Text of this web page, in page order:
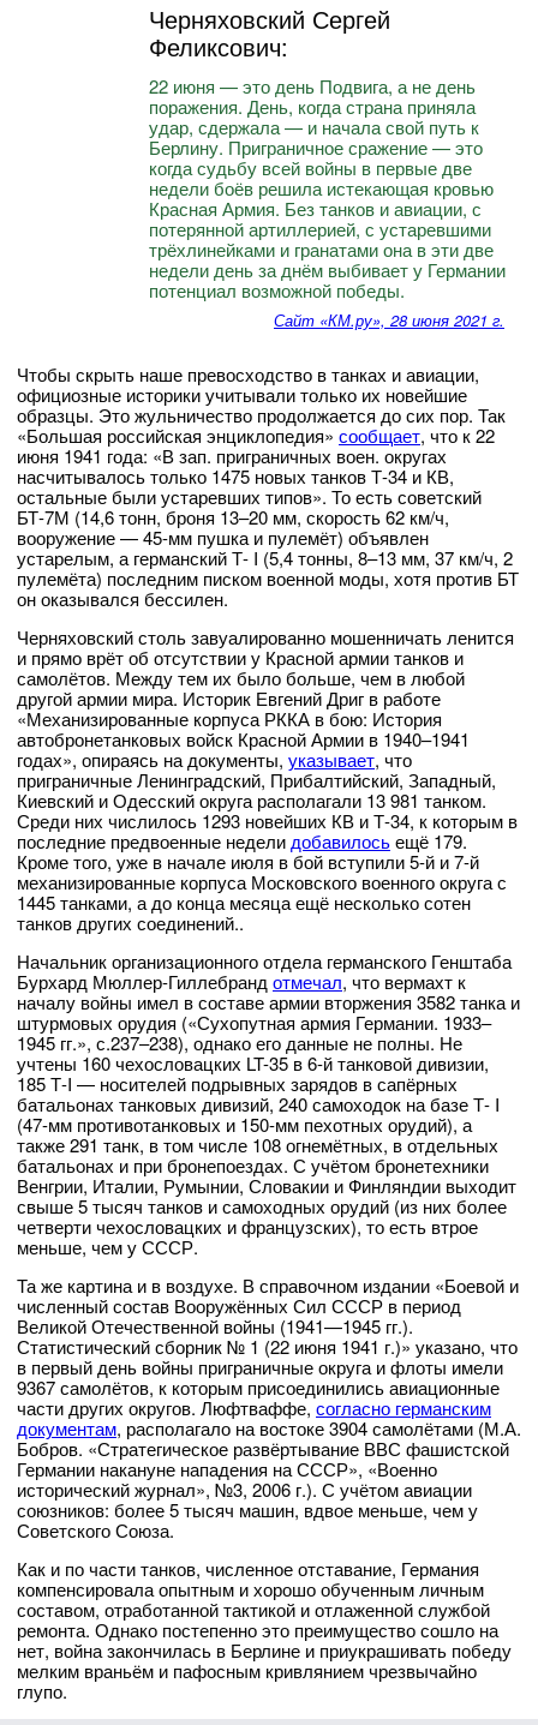
Черняховский Сергей
Феликсович:
22 июня — это день Подвига, а не день
поражения. День, когда страна приняла
удар, сдержала — и начала свой путь к
Берлину. Приграничное сражение — это
когда судьбу всей войны в первые две
недели боёв решила истекающая кровью
Красная Армия. Без танков и авиации, с
потерянной артиллерией, с устаревшими
трёхлинейками и гранатами она в эти две
недели день за днём выбивает у Германии
потенциал возможной победы.
Сайт «КМ.ру», 28 июня 2021 г.
Чтобы скрыть наше превосходство в танках и авиации,
официозные историки учитывали только их новейшие
образцы. Это жульничество продолжается до сих пор. Так
«Большая российская энциклопедия» сообщает, что к 22
июня 1941 года: «В зап. приграничных воен. округах
насчитывалось только 1475 новых танков Т-34 и КВ,
остальные были устаревших типов». То есть советский
БТ-7М (14,6 тонн, броня 13–20 мм, скорость 62 км/ч,
вооружение — 45-мм пушка и пулемёт) объявлен
устарелым, а германский Т- I (5,4 тонны, 8–13 мм, 37 км/ч, 2
пулемёта) последним писком военной моды, хотя против БТ
он оказывался бессилен.
Черняховский столь завуалированно мошенничать ленится
и прямо врёт об отсутствии у Красной армии танков и
самолётов. Между тем их было больше, чем в любой
другой армии мира. Историк Евгений Дриг в работе
«Механизированные корпуса РККА в бою: История
автобронетанковых войск Красной Армии в 1940–1941
годах», опираясь на документы, указывает, что
приграничные Ленинградский, Прибалтийский, Западный,
Киевский и Одесский округа располагали 13 981 танком.
Среди них числилось 1293 новейших КВ и Т-34, к которым в
последние предвоенные неделидобавилосьещё 179.
Кроме того, уже в начале июля в бой вступили 5-й и 7-й
механизированные корпуса Московского военного округа с
1445 танками, а до конца месяца ещё несколько сотен
танков других соединений..
Начальник организационного отдела германского Генштаба
Бурхард Мюллер-Гиллебрандотмечал, что вермахт к
началу войны имел в составе армии вторжения 3582 танка и
штурмовых орудия («Сухопутная армия Германии. 1933–
1945 гг.», с.237–238), однако его данные не полны. Не
учтены 160 чехословацких LT-35 в 6-й танковой дивизии,
185 Т-I — носителей подрывных зарядов в сапёрных
батальонах танковых дивизий, 240 самоходок на базе Т- I
(47-мм противотанковых и 150-мм пехотных орудий), а
также 291 танк, в том числе 108 огнемётных, в отдельных
батальонах и при бронепоездах. С учётом бронетехники
Венгрии, Италии, Румынии, Словакии и Финляндии выходит
свыше 5 тысяч танков и самоходных орудий (из них более
четверти чехословацких и французских), то есть втрое
меньше, чем у СССР.
Та же картина и в воздухе. В справочном издании «Боевой и
численный состав Вооружённых Сил СССР в период
Великой Отечественной войны (1941—1945 гг.).
Статистический сборник № 1 (22 июня 1941 г.)» указано, что
в первый день войны приграничные округа и флоты имели
9367 самолётов, к которым присоединились авиационные
части других округов. Люфтваффе, согласно германским
документам, располагало на востоке 3904 самолётами (М.А.
Бобров. «Стратегическое развёртывание ВВС фашистской
Германии накануне нападения на СССР», «Военно
исторический журнал», №3, 2006 г.). С учётом авиации
союзников: более 5 тысяч машин, вдвое меньше, чем у
Советского Союза.
Как и по части танков, численное отставание, Германия
компенсировала опытным и хорошо обученным личным
составом, отработанной тактикой и отлаженной службой
ремонта. Однако постепенно это преимущество сошло на
нет, война закончилась в Берлине и приукрашивать победу
мелким враньём и пафосным кривлянием чрезвычайно
глупо.